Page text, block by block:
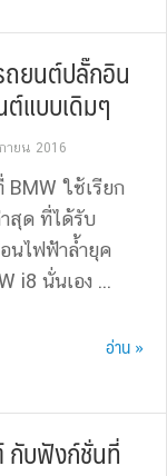
ยนต์ปลั๊กอิน
แบบเดิมๆ
ายน 2016
ใช้เรียก
สุด ที่ได้รับ
นไฟฟ้าล้ำยุค
i8 นั่นเอง ...
อ่าน »
กับฟังก์ชั่นที่